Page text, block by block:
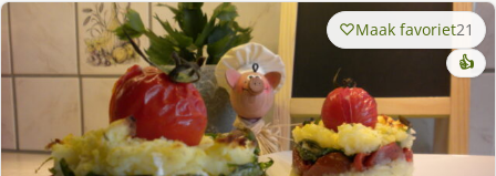
Maak favoriet21
👍